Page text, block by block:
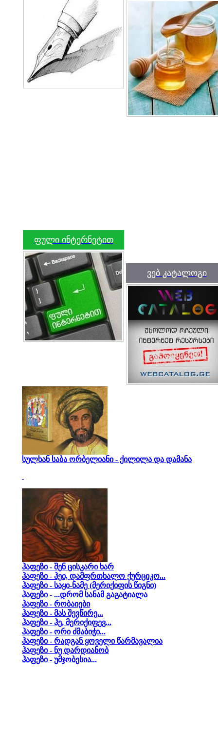
ფული ინტერნეტით
ვებ კატალოგი
სულხან საბა ორბელიანი - ქილილა და დამანა
ჰაფეზი - შენ ცისკარი ხარ
ჰაფეზი - ჰეი, დამფრთხალო ქურციკო...
ჰაფეზი - საყი-ნამე (მერიქიფის წიგნი)
ჰაფეზი - ...დრომ სანამ გაგატიალა
ჰაფეზი - რობაიები
ჰაფეზი - მას შევწირე...
ჰაფეზი - ჰე, მერიქიფევ...
ჰაფეზი - ორი ძმაბიჭი...
ჰაფეზი - რადგან ყოველი წარმავალია
ჰაფეზი - ნუ დარდიანობ
ჰაფეზი - უმჯობესია...